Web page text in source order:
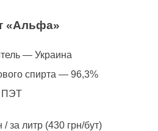
«Альфа»
— Украина
спирта — 96,3%
ПЭТ
за литр (430 грн/бут)